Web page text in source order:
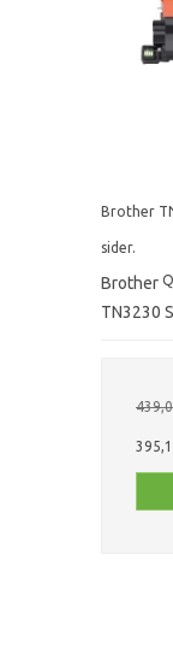
Brother
sider.
Brother
TN3230